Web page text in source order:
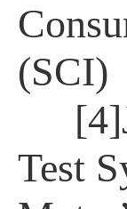
(SCI)
Test